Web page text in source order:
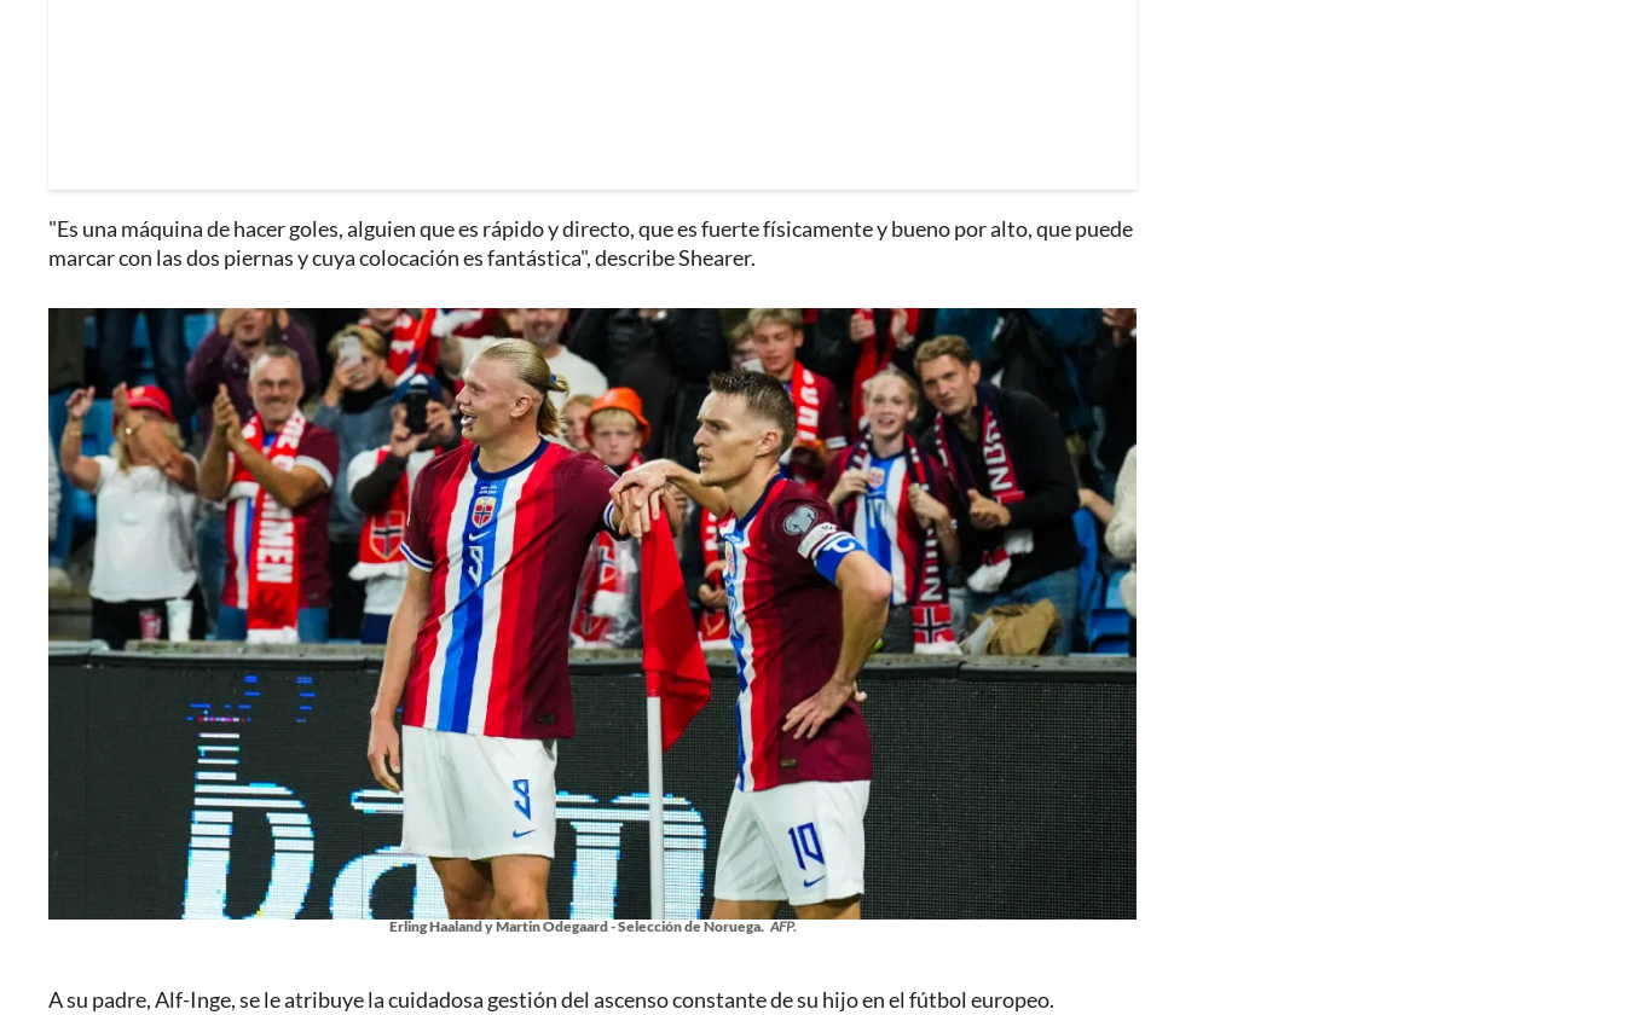
"Es una máquina de hacer goles, alguien que es rápido y directo, que es fuerte físicamente y bueno por alto, que puede
marcar con las dos piernas y cuya colocación es fantástica", describe Shearer.
Erling Haaland y Martin Odegaard - Selección de Noruega. AFP.
A su padre, Alf-Inge, se le atribuye la cuidadosa gestión del ascenso constante de su hijo en el fútbol europeo.